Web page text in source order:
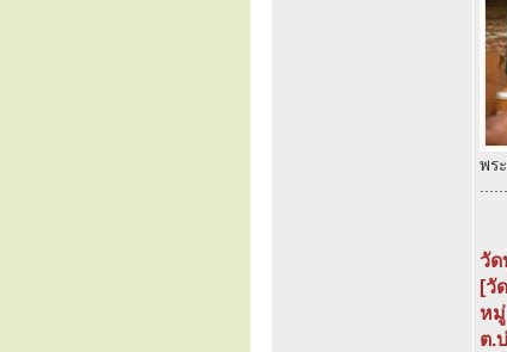
พร
วั
[วั
ห
ต.